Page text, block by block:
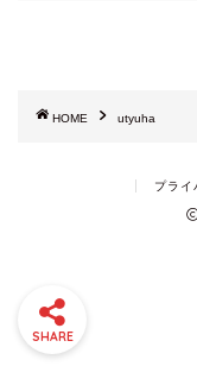
HOME utyuha
プライ
SHARE